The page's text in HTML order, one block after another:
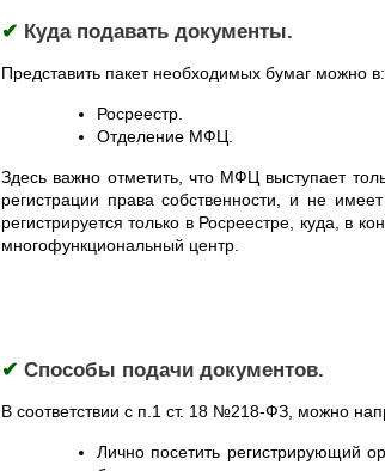
✔ Куда подавать документы.
Представить пакет необходимых бумаг можно в:
Росреестр.
Отделение МФЦ.
Здесь важно отметить, что МФЦ выступает
регистрации права собственности, и не
регистрируется только в Росреестре, куда, в
многофункциональный центр.
✔ Способы подачи документов.
В соответствии с п.1 ст. 18 №218-ФЗ, можно
Лично посетить регистрирующий